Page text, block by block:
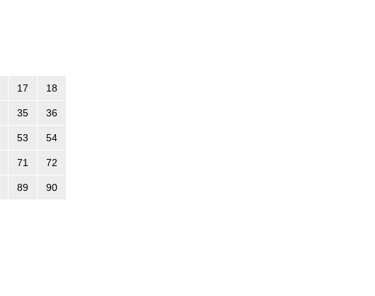
17 18
35 36
53 54
71 72
89 90